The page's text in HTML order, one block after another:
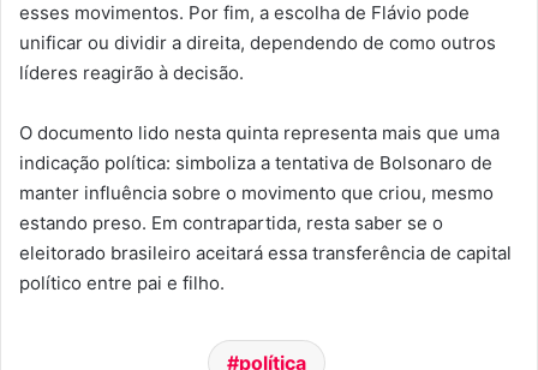
esses movimentos. Por fim, a escolha de Flávio pode
unificar ou dividir a direita, dependendo de como outros
líderes reagirão à decisão.
O documento lido nesta quinta representa mais que uma
indicação política: simboliza a tentativa de Bolsonaro de
manter influência sobre o movimento que criou, mesmo
estando preso. Em contrapartida, resta saber se o
eleitorado brasileiro aceitará essa transferência de capital
político entre pai e filho.
política